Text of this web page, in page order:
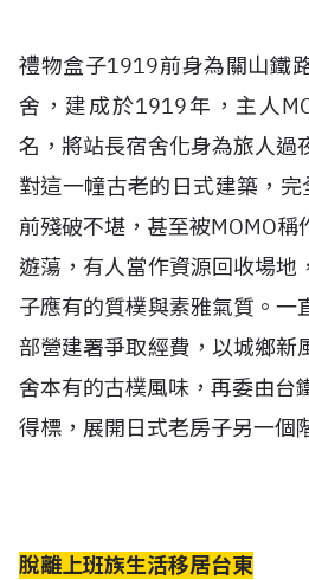
禮物盒子1919前身為關山鐵
舍，建成於1919年，主人
名，將站長宿舍化身為旅人過
對這一幢古老的日式建築，
前殘破不堪，甚至被MOMO稱
遊蕩，有人當作資源回收場地
子應有的質樸與素雅氣質。一
部營建署爭取經費，以城鄉新
舍本有的古樸風味，再委由台
得標，展開日式老房子另一個
脫離上班族生活移居台東